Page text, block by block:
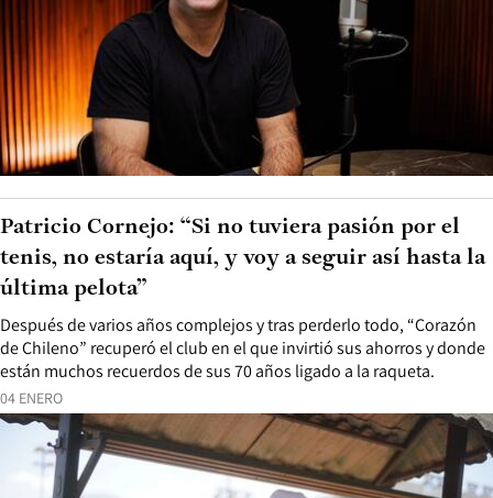
04 ENERO
Después de varios años complejos y tras perderlo todo, “Corazón
de Chileno” recuperó el club en el que invirtió sus ahorros y donde
están muchos recuerdos de sus 70 años ligado a la raqueta.
Patricio Cornejo: “Si no tuviera pasión por el
tenis, no estaría aquí, y voy a seguir así hasta la
última pelota”